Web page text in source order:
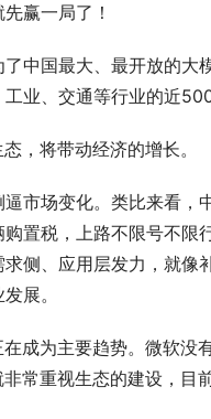
赢一局了！
中国最大、最开放的
业、交通等行业的近500
，将带动经济的增长。
市场变化。类比来看
置税，上路不限号不
侧、应用层发力，就
展。
成为主要趋势。微软没
常重视生态的建设，目